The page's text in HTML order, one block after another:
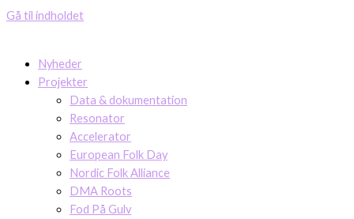
Gå til indholdet
Nyheder
Projekter
Data & dokumentation
Resonator
Accelerator
European Folk Day
Nordic Folk Alliance
DMA Roots
Fod På Gulv